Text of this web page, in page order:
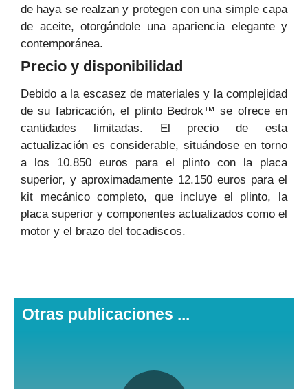
de haya se realzan y protegen con una simple capa
de aceite, otorgándole una apariencia elegante y
contemporánea.
Precio y disponibilidad
Debido a la escasez de materiales y la complejidad
de su fabricación, el plinto Bedrok™ se ofrece en
cantidades limitadas. El precio de esta
actualización es considerable, situándose en torno
a los 10.850 euros para el plinto con la placa
superior, y aproximadamente 12.150 euros para el
kit mecánico completo, que incluye el plinto, la
placa superior y componentes actualizados como el
motor y el brazo del tocadiscos.
Otras publicaciones ...